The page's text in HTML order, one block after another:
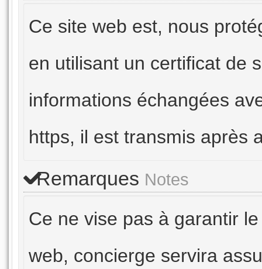
Ce site web est, nous
en utilisant un certificat de
informations échangées
https, il est transmis après
Remarques Notes
Ce ne vise pas à garantir
web, concierge servira